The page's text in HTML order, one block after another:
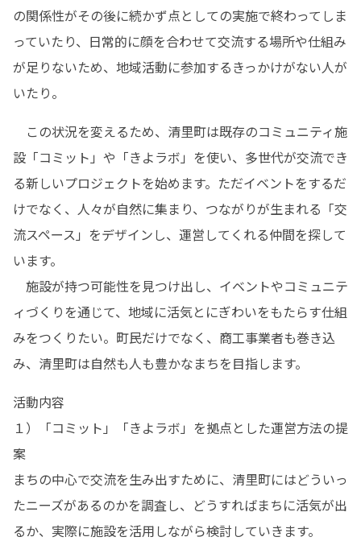
の関係性がその後に続かず点としての実施で終わってしま
っていたり、日常的に顔を合わせて交流する場所や仕組み
が足りないため、地域活動に参加するきっかけがない人が
いたり。
この状況を変えるため、清里町は既存のコミュニティ施
設「コミット」や「きよラボ」を使い、多世代が交流でき
る新しいプロジェクトを始めます。ただイベントをするだ
けでなく、人々が自然に集まり、つながりが生まれる「交
流スペース」をデザインし、運営してくれる仲間を探して
います。
施設が持つ可能性を見つけ出し、イベントやコミュニテ
ィづくりを通じて、地域に活気とにぎわいをもたらす仕組
みをつくりたい。町民だけでなく、商工事業者も巻き込
み、清里町は自然も人も豊かなまちを目指します。
活動内容
１）「コミット」「きよラボ」を拠点とした運営方法の提
案
まちの中心で交流を生み出すために、清里町にはどういっ
たニーズがあるのかを調査し、どうすればまちに活気が出
るか、実際に施設を活用しながら検討していきます。